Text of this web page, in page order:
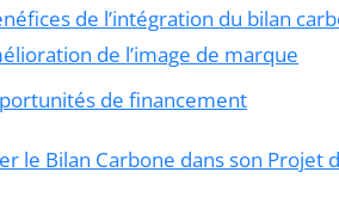
de l’intégration du bilan
de l’image de marque
de financement
le Bilan Carbone dans son Projet